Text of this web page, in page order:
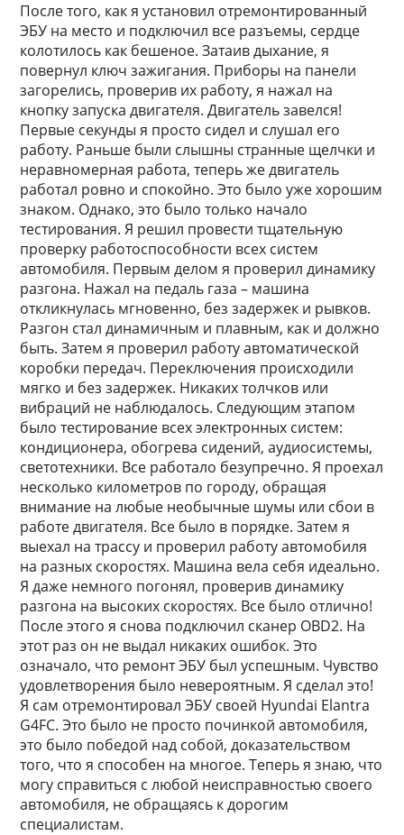
После того, как я установил отремонтированный
ЭБУ на место и подключил все разъемы, сердце
колотилось как бешеное. Затаив дыхание, я
повернул ключ зажигания. Приборы на панели
загорелись, проверив их работу, я нажал на
кнопку запуска двигателя. Двигатель завелся!
Первые секунды я просто сидел и слушал его
работу. Раньше были слышны странные щелчки и
неравномерная работа, теперь же двигатель
работал ровно и спокойно. Это было уже хорошим
знаком. Однако, это было только начало
тестирования. Я решил провести тщательную
проверку работоспособности всех систем
автомобиля. Первым делом я проверил динамику
разгона. Нажал на педаль газа – машина
откликнулась мгновенно, без задержек и рывков.
Разгон стал динамичным и плавным, как и должно
быть. Затем я проверил работу автоматической
коробки передач. Переключения происходили
мягко и без задержек. Никаких толчков или
вибраций не наблюдалось. Следующим этапом
было тестирование всех электронных систем:
кондиционера, обогрева сидений, аудиосистемы,
светотехники. Все работало безупречно. Я проехал
несколько километров по городу, обращая
внимание на любые необычные шумы или сбои в
работе двигателя. Все было в порядке. Затем я
выехал на трассу и проверил работу автомобиля
на разных скоростях. Машина вела себя идеально.
Я даже немного погонял, проверив динамику
разгона на высоких скоростях. Все было отлично!
После этого я снова подключил сканер OBD2. На
этот раз он не выдал никаких ошибок. Это
означало, что ремонт ЭБУ был успешным. Чувство
удовлетворения было невероятным. Я сделал это!
Я сам отремонтировал ЭБУ своей Hyundai Elantra
G4FC. Это было не просто починкой автомобиля,
это было победой над собой, доказательством
того, что я способен на многое. Теперь я знаю, что
могу справиться с любой неисправностью своего
автомобиля, не обращаясь к дорогим
специалистам.